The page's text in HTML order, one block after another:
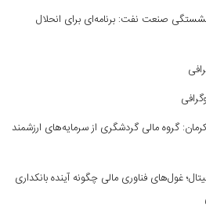
صنعت نفت: برنامه‌ای برای انحلال
گروه مالی گردشگری از سرمایه‌های ارزشمند
غول‌های فناوری مالی چگونه آینده بانکداری